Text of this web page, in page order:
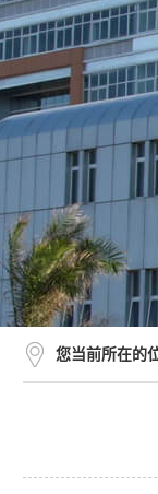
您当前所在的